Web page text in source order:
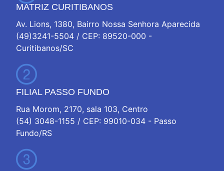
MATRIZ CURITIBANOS
Av. Lions, 1380, Bairro Nossa Senhora Aparecida
(49)3241-5504 / CEP: 89520-000 -
Curitibanos/SC
FILIAL PASSO FUNDO
Rua Morom, 2170, sala 103, Centro
(54) 3048-1155 / CEP: 99010-034 - Passo
Fundo/RS